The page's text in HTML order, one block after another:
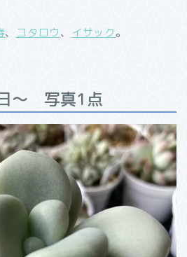
、 コタロウ、 イサック。
～ 写真1点